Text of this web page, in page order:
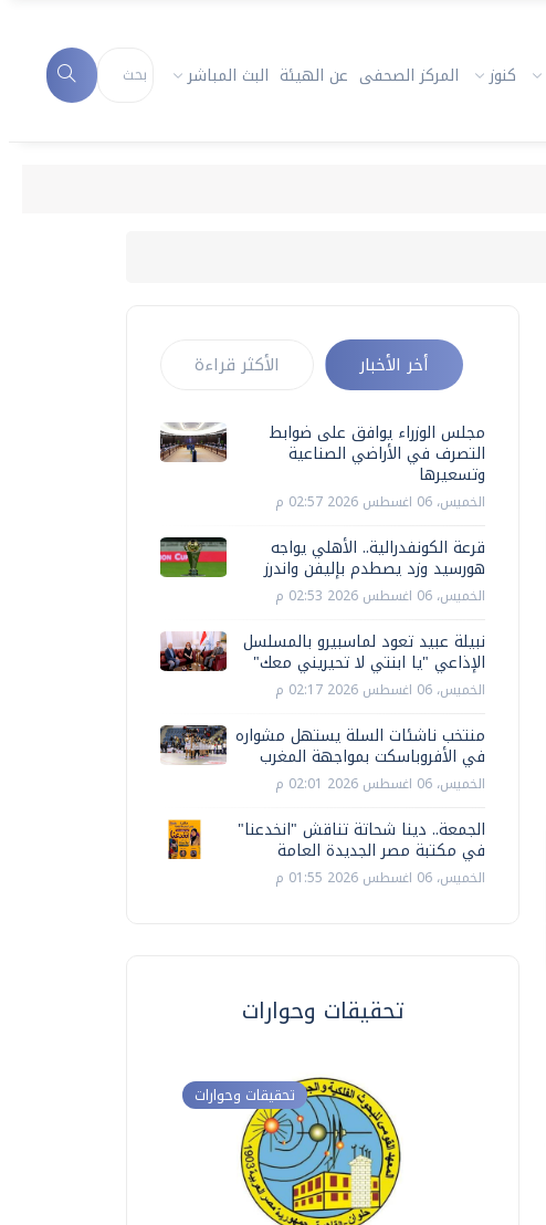
كنوز المركز الصحفى عن الهيئة البث المباشر
أخر الأخبار الأكثر قراءة
مجلس الوزراء يوافق على ضوابط
التصرف في الأراضي الصناعية
وتسعيرها
الخميس، 06 اغسطس 2026 02:57 م
قرعة الكونفدرالية.. الأهلي يواجه
هورسيد وزد يصطدم بإليفن واندرز
الخميس، 06 اغسطس 2026 02:53 م
نبيلة عبيد تعود لماسبيرو بالمسلسل
الإذاعي "يا ابنتي لا تحيريني معك"
الخميس، 06 اغسطس 2026 02:17 م
منتخب ناشئات السلة يستهل مشواره
في الأفروباسكت بمواجهة المغرب
الخميس، 06 اغسطس 2026 02:01 م
الجمعة.. دينا شحاتة تناقش "انخدعنا"
في مكتبة مصر الجديدة العامة
الخميس، 06 اغسطس 2026 01:55 م
تحقيقات وحوارات
تحقيقات وحوارات